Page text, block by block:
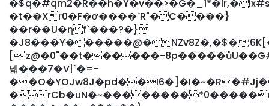
�t��Xr0�F�ơ����`R"�C����}
��r��U�ղf`���?�}
['z@�0"��t������-
넯���7�V|`�=-
�